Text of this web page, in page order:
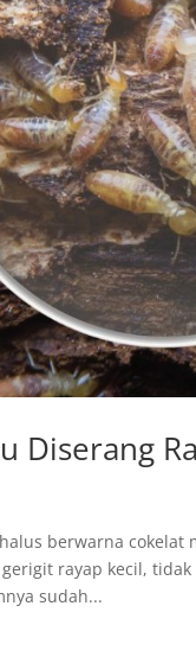
Diserang
berwarna
rayap kecil,
sudah...